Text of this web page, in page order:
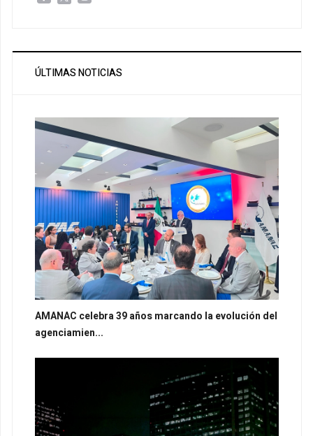
ÚLTIMAS NOTICIAS
AMANAC celebra 39 años marcando la evolución del
agenciamien...